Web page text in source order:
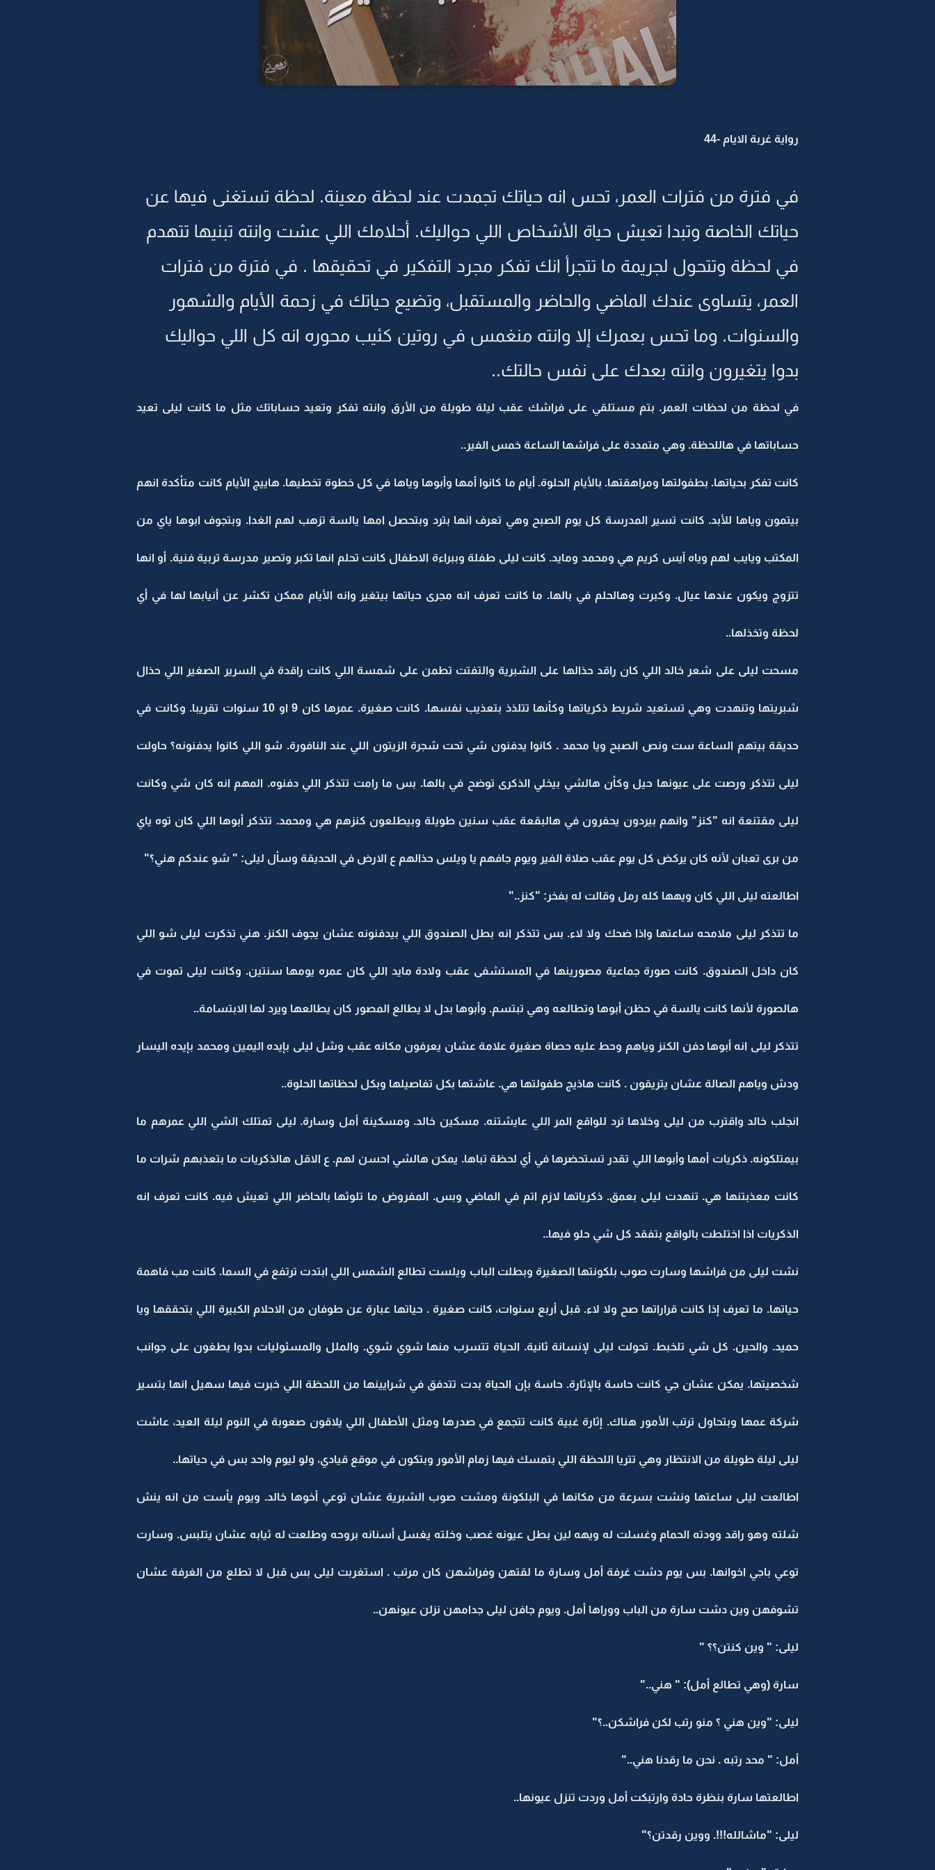
رواية غربة الايام -44
في فترة من فترات العمر، تحس انه حياتك تجمدت عند لحظة معينة. لحظة تستغنى فيها عن
حياتك الخاصة وتبدا تعيش حياة الأشخاص اللي حواليك. أحلامك اللي عشت وانته تبنيها تتهدم
في لحظة وتتحول لجريمة ما تتجرأ انك تفكر مجرد التفكير في تحقيقها . في فترة من فترات
العمر، يتساوى عندك الماضي والحاضر والمستقبل، وتضيع حياتك في زحمة الأيام والشهور
والسنوات. وما تحس بعمرك إلا وانته منغمس في روتين كئيب محوره انه كل اللي حواليك
بدوا يتغيرون وانته بعدك على نفس حالتك..
في لحظة من لحظات العمر. بتم مستلقي على فراشك عقب ليلة طويلة من الأرق وانته تفكر وتعيد حساباتك مثل ما كانت ليلى تعيد
حساباتها في هاللحظة. وهي متمددة على فراشها الساعة خمس الفير..
كانت تفكر بحياتها. بطفولتها ومراهقتها. بالأيام الحلوة. أيام ما كانوا أمها وأبوها وياها في كل خطوة تخطيها. هاييج الأيام كانت متأكدة انهم
بيتمون وياها للأبد. كانت تسير المدرسة كل يوم الصبح وهي تعرف انها بترد وبتحصل امها يالسة تزهب لهم الغدا. وبتجوف ابوها ياي من
المكتب ويايب لهم وياه آيس كريم هي ومحمد ومايد. كانت ليلى طفلة وببراءة الاطفال كانت تحلم انها تكبر وتصير مدرسة تربية فنية. أو انها
تتزوج ويكون عندها عيال. وكبرت وهالحلم في بالها. ما كانت تعرف انه مجرى حياتها بيتغير وانه الأيام ممكن تكشر عن أنيابها لها في أي
لحظة وتخذلها..
مسحت ليلى على شعر خالد اللي كان راقد حذالها على الشبرية والتفتت تطمن على شمسة اللي كانت راقدة في السرير الصغير اللي حذال
شبريتها وتنهدت وهي تستعيد شريط ذكرياتها وكأنها تتلذذ بتعذيب نفسها. كانت صغيرة. عمرها كان 9 او 10 سنوات تقريبا. وكانت في
حديقة بيتهم الساعة ست ونص الصبح ويا محمد . كانوا يدفنون شي تحت شجرة الزيتون اللي عند النافورة. شو اللي كانوا يدفنونه؟ حاولت
ليلى تتذكر ورصت على عيونها حيل وكأن هالشي بيخلي الذكرى توضح في بالها. بس ما رامت تتذكر اللي دفنوه. المهم انه كان شي وكانت
ليلى مقتنعة انه "كنز" وانهم بيردون يحفرون في هالبقعة عقب سنين طويلة وبيطلعون كنزهم هي ومحمد. تتذكر أبوها اللي كان توه ياي
من برى تعبان لأنه كان يركض كل يوم عقب صلاة الفير ويوم جافهم يا ويلس حذالهم ع الارض في الحديقة وسأل ليلى: " شو عندكم هني؟"
اطالعته ليلى اللي كان ويهها كله رمل وقالت له بفخر: "كنز.."
ما تتذكر ليلى ملامحه ساعتها واذا ضحك ولا لاء. بس تتذكر انه بطل الصندوق اللي بيدفنونه عشان يجوف الكنز. هني تذكرت ليلى شو اللي
كان داخل الصندوق. كانت صورة جماعية مصورينها في المستشفى عقب ولادة مايد اللي كان عمره يومها سنتين. وكانت ليلى تموت في
هالصورة لأنها كانت يالسة في حظن أبوها وتطالعه وهي تبتسم. وأبوها بدل لا يطالع المصور كان يطالعها ويرد لها الابتسامة..
تتذكر ليلى انه أبوها دفن الكنز وياهم وحط عليه حصاة صغيرة علامة عشان يعرفون مكانه عقب وشل ليلى بإيده اليمين ومحمد بإيده اليسار
ودش وياهم الصالة عشان يتريقون . كانت هاذيج طفولتها هي. عاشتها بكل تفاصيلها وبكل لحظاتها الحلوة..
انجلب خالد واقترب من ليلى وخلاها ترد للواقع المر اللي عايشتنه. مسكين خالد. ومسكينة أمل وسارة. ليلى تمتلك الشي اللي عمرهم ما
بيمتلكونه. ذكريات أمها وأبوها اللي تقدر تستحضرها في أي لحظة تباها. يمكن هالشي احسن لهم. ع الاقل هالذكريات ما بتعذبهم شرات ما
كانت معذبتنها هي. تنهدت ليلى بعمق. ذكرياتها لازم اتم في الماضي وبس. المفروض ما تلوثها بالحاضر اللي تعيش فيه. كانت تعرف انه
الذكريات اذا اختلطت بالواقع بتفقد كل شي حلو فيها..
نشت ليلى من فراشها وسارت صوب بلكونتها الصغيرة وبطلت الباب ويلست تطالع الشمس اللي ابتدت ترتفع في السما. كانت مب فاهمة
حياتها. ما تعرف إذا كانت قراراتها صح ولا لاء. قبل أربع سنوات، كانت صغيرة . حياتها عبارة عن طوفان من الاحلام الكبيرة اللي بتحققها ويا
حميد. والحين. كل شي تلخبط. تحولت ليلى لإنسانة ثانية. الحياة تتسرب منها شوي شوي. والملل والمسئوليات بدوا يطغون على جوانب
شخصيتها. يمكن عشان جي كانت حاسة بالإثارة. حاسة بإن الحياة بدت تتدفق في شرايينها من اللحظة اللي خبرت فيها سهيل انها بتسير
شركة عمها وبتحاول ترتب الأمور هناك. إثارة غبية كانت تتجمع في صدرها ومثل الأطفال اللي يلاقون صعوبة في النوم ليلة العيد، عاشت
ليلى ليلة طويلة من الانتظار وهي تتريا اللحظة اللي بتمسك فيها زمام الأمور وبتكون في موقع قيادي، ولو ليوم واحد بس في حياتها..
اطالعت ليلى ساعتها ونشت بسرعة من مكانها في البلكونة ومشت صوب الشبرية عشان توعي أخوها خالد. ويوم يأست من انه ينش
شلته وهو راقد وودته الحمام وغسلت له ويهه لين بطل عيونه غصب وخلته يغسل أسنانه بروحه وطلعت له ثيابه عشان يتلبس. وسارت
توعي باجي اخوانها. بس يوم دشت غرفة أمل وسارة ما لقتهن وفراشهن كان مرتب . استغربت ليلى بس قبل لا تطلع من الغرفة عشان
تشوفهن وين دشت سارة من الباب ووراها أمل. ويوم جافن ليلى جدامهن نزلن عيونهن..
ليلى: " وين كنتن؟؟ "
سارة (وهي تطالع أمل): " هني.."
ليلى: "وين هني ؟ منو رتب لكن فراشكن..؟"
أمل: " محد رتبه . نحن ما رقدنا هني.."
اطالعتها سارة بنظرة حادة وارتبكت أمل وردت تنزل عيونها..
ليلى: "ماشالله!!!. ووين رقدتن؟"